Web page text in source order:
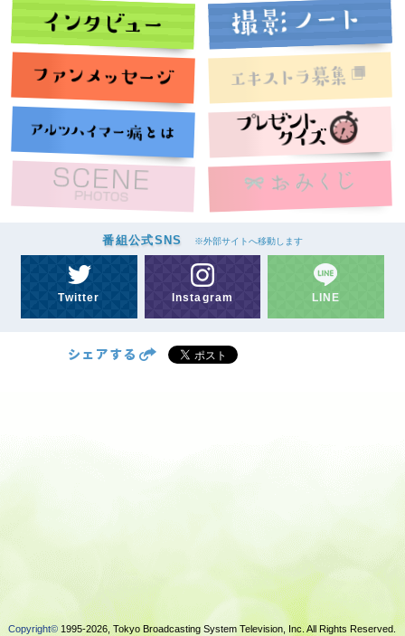
番組公式SNS ※外部サイトへ移動します
Twitter Instagram LINE
Copyright© 1995-2026, Tokyo Broadcasting System Television, Inc. All Rights Reserved.